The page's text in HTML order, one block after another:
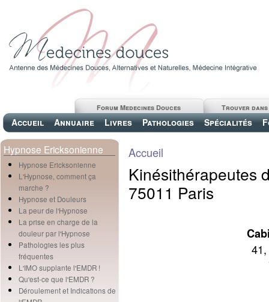
Accueil Annuaire Livres Pathologies Spécialités
Trouver
Forum Medecines Douces
Hypnose Ericksonienne
Hypnose Ericksonienne
L'Hypnose, comment ça
marche ?
Hypnose et Douleurs
La peur de l'Hypnose
La prise en charge de la
douleur par l'Hypnose
Pathologies les plus
fréquentes
L'IMO supplante l'EMDR !
Qu'est-ce que l'EMDR ?
Déroulement et Indications de
Accueil
Kinésithérapeutes
75011 Paris